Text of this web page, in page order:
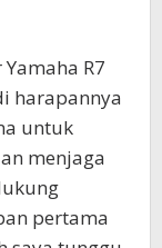
R7
harapannya
untuk
menjaga
pertama